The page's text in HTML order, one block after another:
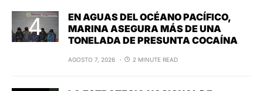
EN AGUAS DEL OCÉANO PACÍFICO,
MARINA ASEGURA MÁS DE UNA
TONELADA DE PRESUNTA COCAÍNA
AGOSTO 7, 2026 2 MINUTE READ